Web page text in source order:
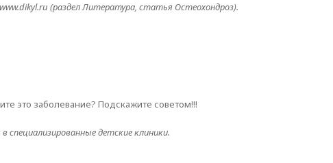
(раздел Литература, статья Остеохондроз).
это заболевание? Подскажите советом!!!
детские клиники.